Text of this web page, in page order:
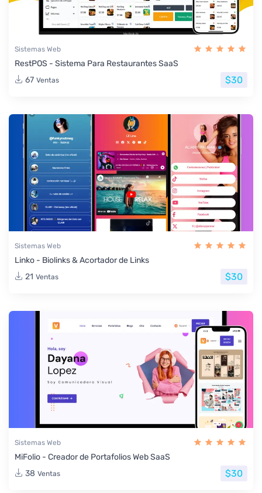
Sistemas Web
RestPOS - Sistema Para Restaurantes SaaS
67 Ventas $30
Sistemas Web
Linko - Biolinks & Acortador de Links
21 Ventas $30
Sistemas Web
MiFolio - Creador de Portafolios Web SaaS
38 Ventas $30